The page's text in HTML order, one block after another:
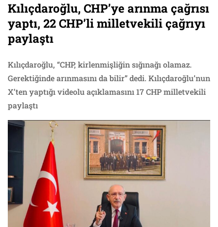
Kılıçdaroğlu, CHP’ye arınma çağrısı
yaptı, 22 CHP’li milletvekili çağrıyı
paylaştı
Kılıçdaroğlu, “CHP, kirlenmişliğin sığınağı olamaz.
Gerektiğinde arınmasını da bilir” dedi. Kılıçdaroğlu’nun
X’ten yaptığı videolu açıklamasını 17 CHP milletvekili
paylaştı